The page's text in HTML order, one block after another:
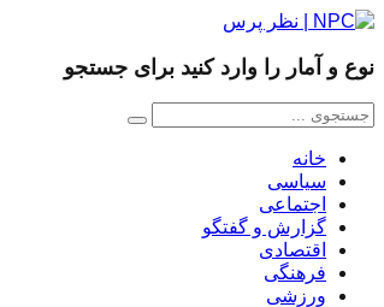
نوع و آمار را وارد کنید برای جستجو
خانه
سیاسی
اجتماعی
گزارش و گفتگو
اقتصادی
فرهنگی
ورزشی